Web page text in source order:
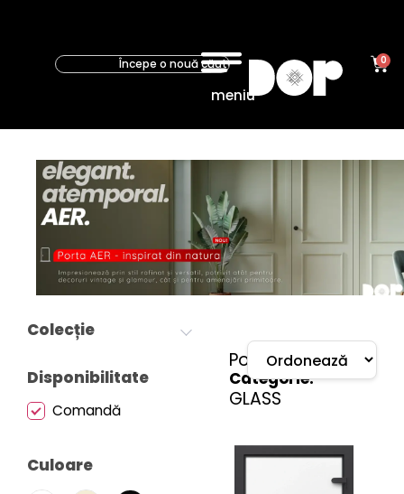
meniu
0
Porta
GLASS
Colecție
Disponibilitate
Comandă
Culoare
Categorie:
Porta
GLASS